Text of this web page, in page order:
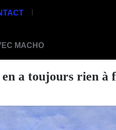
|
MACHO
a toujours rien à